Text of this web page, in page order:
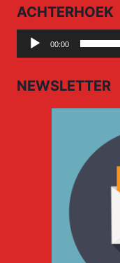
ACHTERHOEK
Audio
Player
00:00
NEWSLETTER